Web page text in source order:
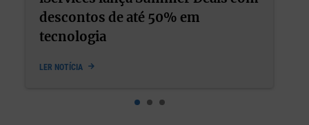
deveriam ter sido opostos
LER NOTÍCIA